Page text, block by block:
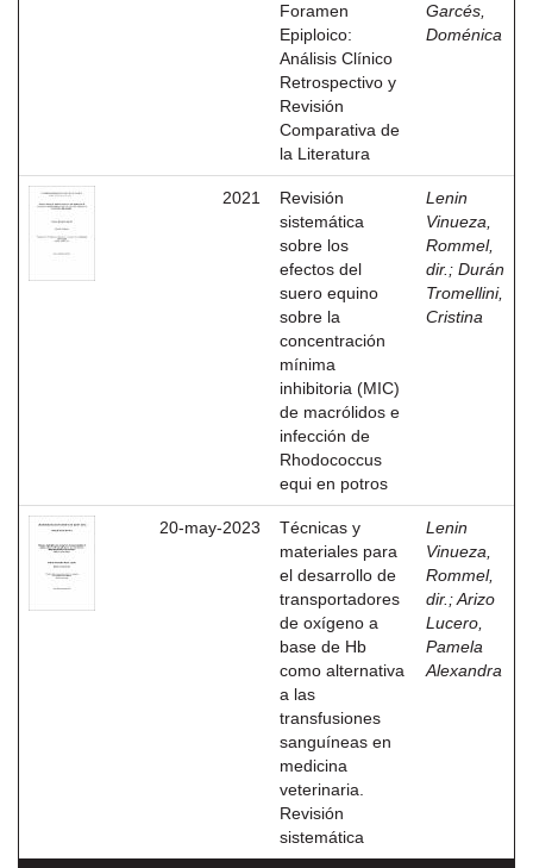
Foramen
Epiploico:
Análisis Clínico
Retrospectivo y
Revisión
Comparativa de
la Literatura
Garcés,
Doménica
2021
Revisión
sistemática
sobre los
efectos del
suero equino
sobre la
concentración
mínima
inhibitoria (MIC)
de macrólidos e
infección de
Rhodococcus
equi en potros
Lenin
Vinueza,
Rommel,
dir. ; Durán
Tromellini,
Cristina
20-may-2023
Técnicas y
materiales para
el desarrollo de
transportadores
de oxígeno a
base de Hb
como alternativa
a las
transfusiones
sanguíneas en
medicina
veterinaria.
Revisión
sistemática
Lenin
Vinueza,
Rommel,
dir. ;Arizo
Lucero,
Pamela
Alexandra